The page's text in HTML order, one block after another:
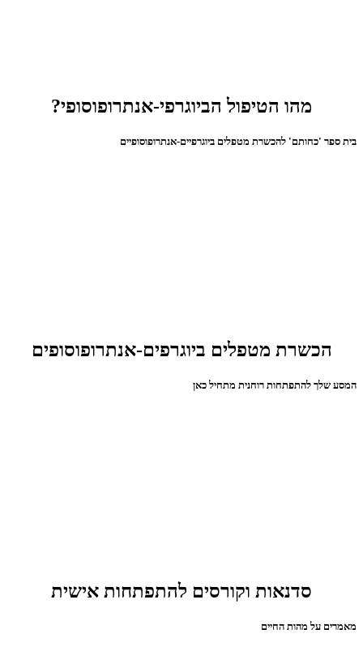
מהו הטיפול הביוגרפי-אנתרופוסופי?
בית ספר 'כחותם' להכשרת מטפלים ביוגרפיים-אנתרופוסופיים
הכשרת מטפלים ביוגרפים-אנתרופוסופים
המסע שלך להתפתחות רוחנית מתחיל כאן
סדנאות וקורסים להתפתחות אישית
מאמרים על מהות החיים